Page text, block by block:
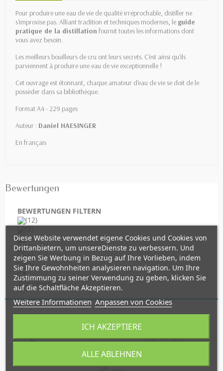
Pour produire une eau de vie de qualité irréprochable, distiller ne
s'improvise pas. Alliant tradition et techniques modernes, le guide
pratique de la distillation fournit toutes les informations dont
vous avez besoin.
Les meilleurs bouilleurs de cru ont leurs secrets. C'est ainsi qu'ils
parviennent à produire une eau de vie exceptionnelle !
Cet ouvrage est étonnant, chaque amateur d'eau de vie se doit de le
possèder dans sa bibliothèque.
Format A4 - 229 pages
Auteur : Daniel HAESINGER
En français
Bewertungen
BEWERTUNGEN FILTERN
(12)
(2)
(1)
(0)
(0)
(0)
Zurücksetzen
Klicken Sie hier, um eine Bewertung abzugeben
Diese Website verwendet eigene Cookies und Cookies von
Drittanbietern, um unsereDienste zu verbessern. Und
zeigen Sie Werbung in Bezug auf Ihre Vorlieben, indem
Sie Ihre Gewohnheiten analysieren navigation. Um Ihre
Zustimmung zu seiner Verwendung zu geben, klicken Sie
auf die Schaltfläche Akzeptieren.
Weitere Informationen Anpassen von Cookies
ALLE ABLEHNEN
ICH AKZEPTIERE